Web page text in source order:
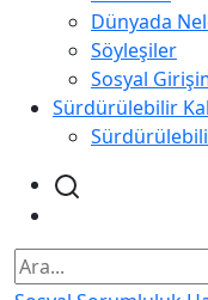
Dünyada
Söyleşiler
Sosyal
Sürdürülebilir